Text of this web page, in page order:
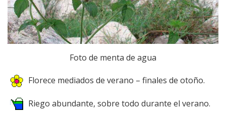
Foto de menta de agua
Florece mediados de verano – finales de otoño.
Riego abundante, sobre todo durante el verano.